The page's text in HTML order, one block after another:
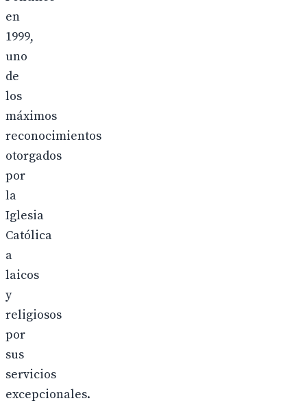
en
1999,
uno
de
los
máximos
reconocimientos
otorgados
por
la
Iglesia
Católica
a
laicos
y
religiosos
por
sus
servicios
excepcionales.